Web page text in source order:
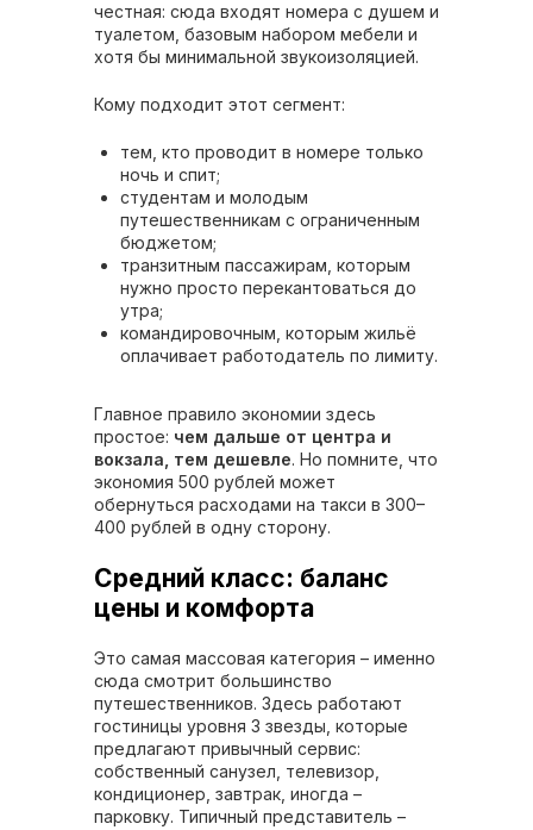
честная: сюда входят номера с душем и
туалетом, базовым набором мебели и
хотя бы минимальной звукоизоляцией.
Кому подходит этот сегмент:
тем, кто проводит в номере только
ночь и спит;
студентам и молодым
путешественникам с ограниченным
бюджетом;
транзитным пассажирам, которым
нужно просто перекантоваться до
утра;
командировочным, которым жильё
оплачивает работодатель по лимиту.
Главное правило экономии здесь
простое: чем дальше от центра и
вокзала, тем дешевле. Но помните, что
экономия 500 рублей может
обернуться расходами на такси в 300–
400 рублей в одну сторону.
Средний класс: баланс
цены и комфорта
Это самая массовая категория – именно
сюда смотрит большинство
путешественников. Здесь работают
гостиницы уровня 3 звезды, которые
предлагают привычный сервис:
собственный санузел, телевизор,
кондиционер, завтрак, иногда –
парковку. Типичный представитель –